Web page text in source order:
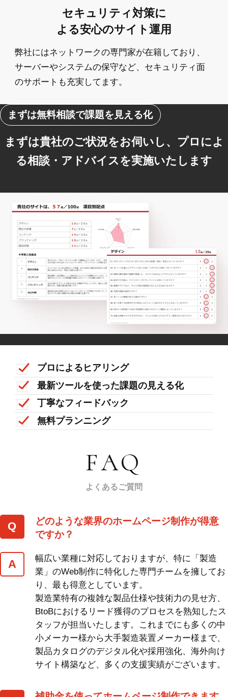
セキュリティ対策に
よる安心のサイト運用
弊社にはネットワークの専門家が在籍しており、
サーバーやシステムの保守など、セキュリティ面
のサポートも充実してます。
まずは無料相談で課題を見える化
まずは貴社のご状況をお伺いし、プロによ
る相談・アドバイスを実施いたします
プロによるヒアリング
最新ツールを使った課題の見える化
丁寧なフィードバック
無料プランニング
FAQ
よくあるご質問
どのような業界のホームページ制作が得意
ですか？
幅広い業種に対応しておりますが、特に「製造
業」のWeb制作に特化した専門チームを擁してお
り、最も得意としています。
製造業特有の複雑な製品仕様や技術力の見せ方、
BtoBにおけるリード獲得のプロセスを熟知したス
タッフが担当いたします。これまでにも多くの中
小メーカー様から大手製造装置メーカー様まで、
製品カタログのデジタル化や採用強化、海外向け
サイト構築など、多くの支援実績がございます。